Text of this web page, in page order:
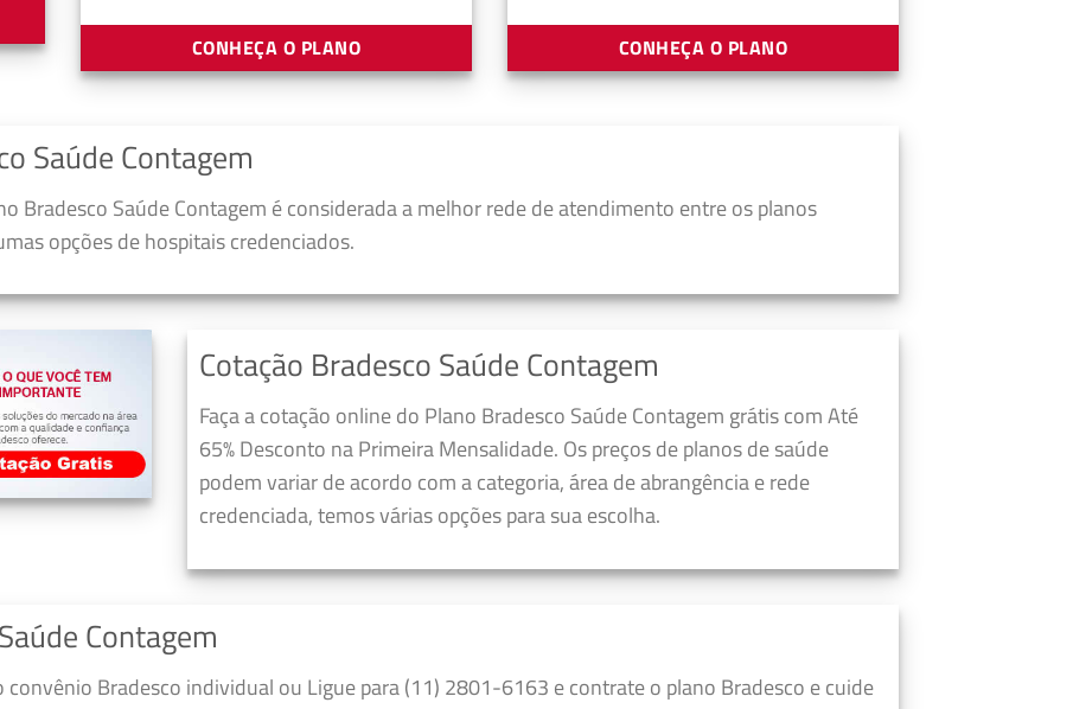
CONHEÇA O PLANO CONHEÇA O PLANO
Saúde Contagem
Bradesco Saúde Contagem é considerada a melhor rede de atendimento entre os planos
opções de hospitais credenciados.
Cotação Bradesco Saúde Contagem
Faça a cotação online do Plano Bradesco Saúde Contagem grátis com Até
65% Desconto na Primeira Mensalidade. Os preços de planos de saúde
podem variar de acordo com a categoria, área de abrangência e rede
credenciada, temos várias opções para sua escolha.
Contagem
convênio Bradesco individual ou Ligue para (11) 2801-6163 e contrate o plano Bradesco e cuide